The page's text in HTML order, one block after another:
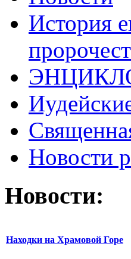
История
Новости
Новости:
Находки на Храмовой Горе